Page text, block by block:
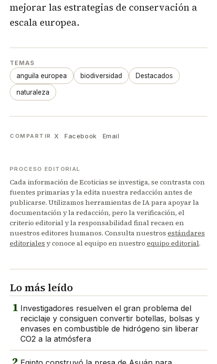
mejorar las estrategias de conservación a
escala europea.
TEMAS
anguila europea biodiversidad Destacados
naturaleza
COMPARTIR X Facebook Email
PROCESO EDITORIAL
Cada información de Ecoticias se investiga, se contrasta con
fuentes primarias y la edita nuestra redacción antes de
publicarse. Utilizamos herramientas de IA para apoyar la
documentación y la redacción, pero la verificación, el
criterio editorial y la responsabilidad final recaen en
nuestros editores humanos. Consulta nuestros estándares
editoriales y conoce al equipo en nuestro equipo editorial.
Lo más leído
1 Investigadores resuelven el gran problema del
reciclaje y consiguen convertir botellas, bolsas y
envases en combustible de hidrógeno sin liberar
CO2 a la atmósfera